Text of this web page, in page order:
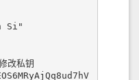
Si"
改私钥